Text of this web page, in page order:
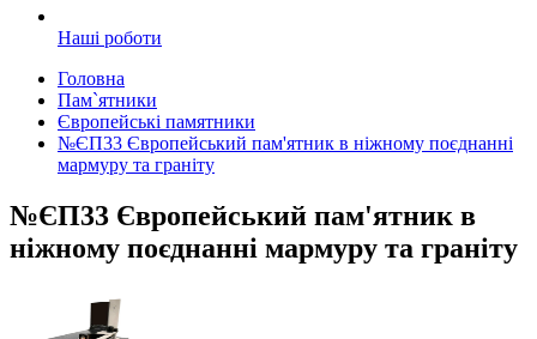
Наші роботи
Головна
Пам`ятники
Європейські памятники
№ЄП33 Європейський пам'ятник в ніжному поєднанні
мармуру та граніту
№ЄП33 Європейський пам'ятник в
ніжному поєднанні мармуру та граніту